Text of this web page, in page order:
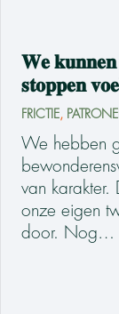
𝐖𝐞 𝐤𝐮𝐧𝐧𝐞𝐧
𝐬𝐭𝐨𝐩𝐩𝐞𝐧
FRICTIE,
We hebben
van karakter.
onze eigen
door. Nog…